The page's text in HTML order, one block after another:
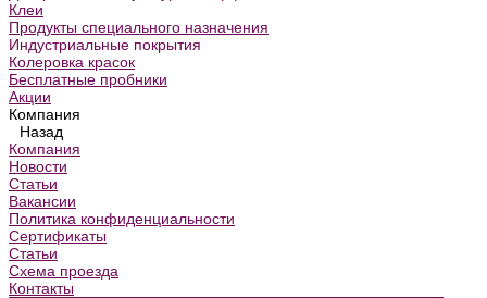
Клеи
Продукты специального назначения
Индустриальные покрытия
Колеровка красок
Бесплатные пробники
Акции
Компания
Назад
Компания
Новости
Статьи
Вакансии
Политика конфиденциальности
Сертификаты
Статьи
Схема проезда
Контакты